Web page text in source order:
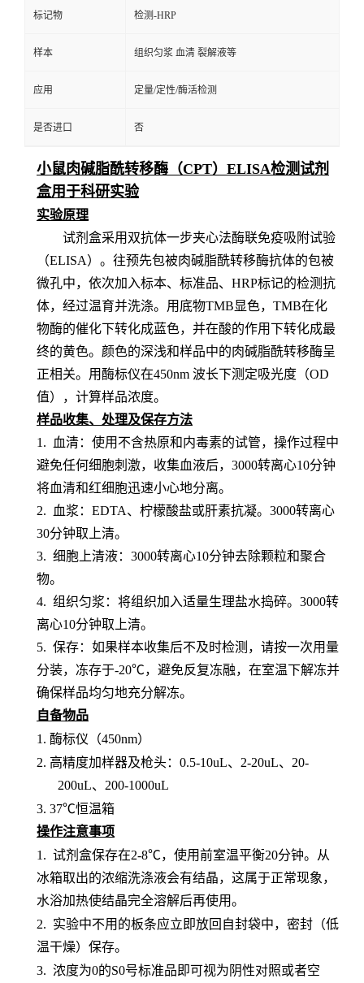
标记物 检测-HRP
样本 组织匀浆 血清 裂解液等
应用 定量/定性/酶活检测
是否进口 否
小鼠肉碱脂酰转移酶（CPT）ELISA检测试剂
盒用于科研实验
实验原理
试剂盒采用双抗体一步夹心法酶联免疫吸附试验
（ELISA）。 往预先包被肉碱脂酰转移酶抗体的包被
微孔中，依次加入标本、标准品、 HRP标记的检测抗
体，经过温育并洗涤。用底物TMB显色，TMB在化
物酶的催化下转化成蓝色，并在酸的作用下转化成最
终的黄色。颜色的深浅和样品中的肉碱脂酰转移酶呈
正相关。用酶标仪在450nm 波长下测定吸光度（OD
值），计算样品浓度。
样品收集、处理及保存方法
1. 血清：使用不含热原和内毒素的试管，操作过程中
避免任何细胞刺激，收集血液后，3000转离心10分钟
将血清和红细胞迅速小心地分离。
2. 血浆：EDTA、柠檬酸盐或肝素抗凝。3000转离心
30分钟取上清。
3. 细胞上清液：3000转离心10分钟去除颗粒和聚合
物。
4. 组织匀浆：将组织加入适量生理盐水捣碎。3000转
离心10分钟取上清。
5. 保存：如果样本收集后不及时检测，请按一次用量
分装，冻存于-20℃，避免反复冻融，在室温下解冻并
确保样品均匀地充分解冻。
自备物品
1. 酶标仪（450nm）
2. 高精度加样器及枪头： 0.5-10uL、2-20uL、20-
200uL、200-1000uL
3. 37℃恒温箱
操作注意事项
1. 试剂盒保存在2-8℃，使用前室温平衡20分钟。从
冰箱取出的浓缩洗涤液会有结晶，这属于正常现象，
水浴加热使结晶完全溶解后再使用。
2. 实验中不用的板条应立即放回自封袋中，密封（低
温干燥）保存。
3. 浓度为0的S0号标准品即可视为阴性对照或者空